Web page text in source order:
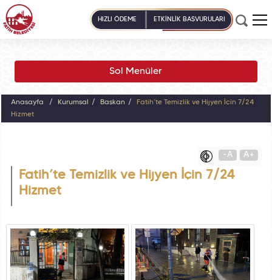
HIZLI ÖDEME ETKİNLİK BAŞVURULARI
Sol Menüler
Anasayfa Kurumsal Başkan
Fatih’te Temizlik ve Hijyen İçin 7/24
Hizmet
-A A+
Fatih’te Temizlik ve Hijyen İçin 7/24
Hizmet